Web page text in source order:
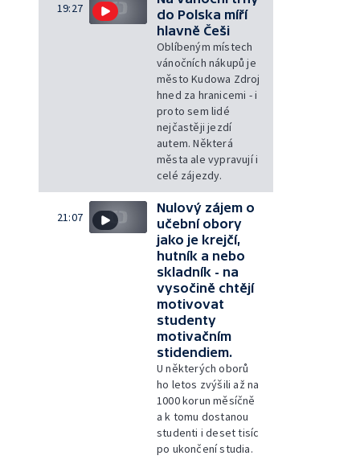
19:27
do Polska míří
hlavně Češi
Oblíbeným místech
vánočních nákupů je
město Kudowa Zdroj
hned za hranicemi - i
proto sem lidé
nejčastěji jezdí
autem. Některá
města ale vypravují i
celé zájezdy.
21:07
Nulový zájem o
učební obory
jako je krejčí,
hutník a nebo
skladník - na
vysočině chtějí
motivovat
studenty
motivačním
stidendiem.
U některých oborů
ho letos zvýšili až na
1000 korun měsíčně
a k tomu dostanou
studenti i deset tisíc
po ukončení studia.